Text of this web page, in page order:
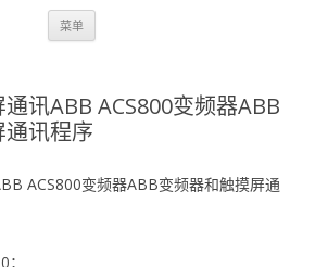
菜单
讯ABB ACS800变频器ABB
讯程序
ACS800变频器ABB变频器和触摸屏通